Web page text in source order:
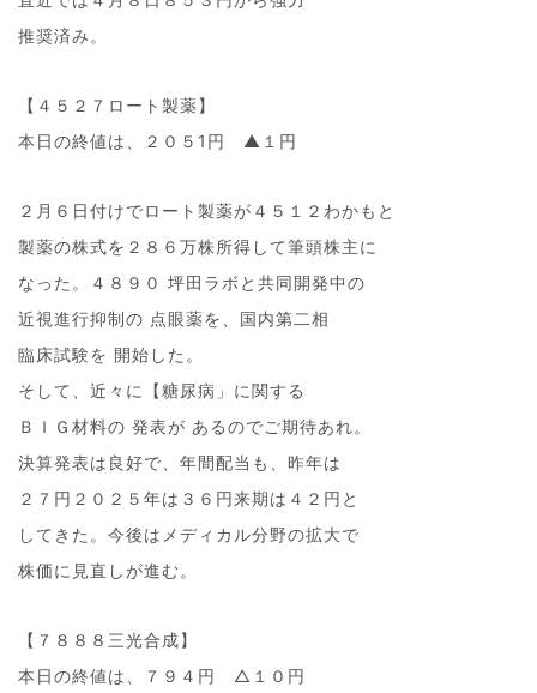
推奨済み。
【４５２７ロート製薬】
本日の終値は、２０５1円 ▲１円
２月６日付けでロート製薬が４５１２わかもと
製薬の株式を２８６万株所得して筆頭株主に
なった。４８９０ 坪田ラボと共同開発中の
近視進行抑制の 点眼薬を、国内第二相
臨床試験を 開始した。
そして、近々に【糖尿病」に関する
ＢＩＧ材料の 発表が あるのでご期待あれ。
決算発表は良好で、年間配当も、昨年は
２７円２０２５年は３６円来期は４２円と
してきた。今後はメディカル分野の拡大で
株価に見直しが進む。
【７８８８三光合成】
本日の終値は、７９４円 △１０円